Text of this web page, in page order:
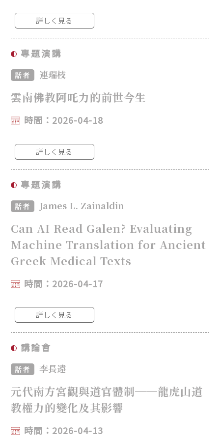
詳しく見る
專題演講
話者 連瑞枝
雲南佛教阿吒力的前世今生
時間：2026-04-18
詳しく見る
專題演講
話者 James L. Zainaldin
Can AI Read Galen? Evaluating
Machine Translation for Ancient
Greek Medical Texts
時間：2026-04-17
詳しく見る
講論會
話者 李長遠
元代南方宮觀與道官體制──龍虎山道
教權力的變化及其影響
時間：2026-04-13